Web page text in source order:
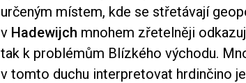
určeným místem, kde se střetávají
v Hadewijch mnohem zřetelněji
tak k problémům Blízkého východu.
v tomto duchu interpretovat hrdinčino